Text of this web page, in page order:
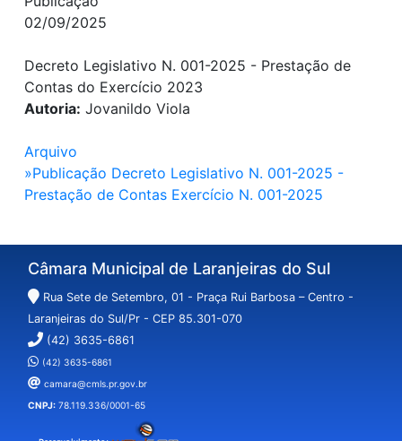
02/09/2025
Decreto Legislativo N. 001-2025 - Prestação de
Contas do Exercício 2023
Autoria: Jovanildo Viola
Arquivo
»Publicação Decreto Legislativo N. 001-2025 -
Prestação de Contas Exercício N. 001-2025
Câmara Municipal de Laranjeiras do Sul
Rua Sete de Setembro, 01 - Praça Rui Barbosa – Centro -
Laranjeiras do Sul/Pr - CEP 85.301-070
(42) 3635-6861
(42) 3635-6861
camara@cmls.pr.gov.br
CNPJ: 78.119.336/0001-65